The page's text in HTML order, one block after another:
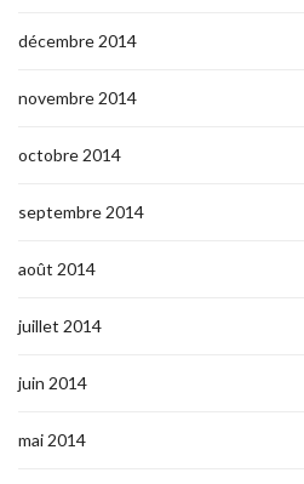
décembre 2014
novembre 2014
octobre 2014
septembre 2014
août 2014
juillet 2014
juin 2014
mai 2014